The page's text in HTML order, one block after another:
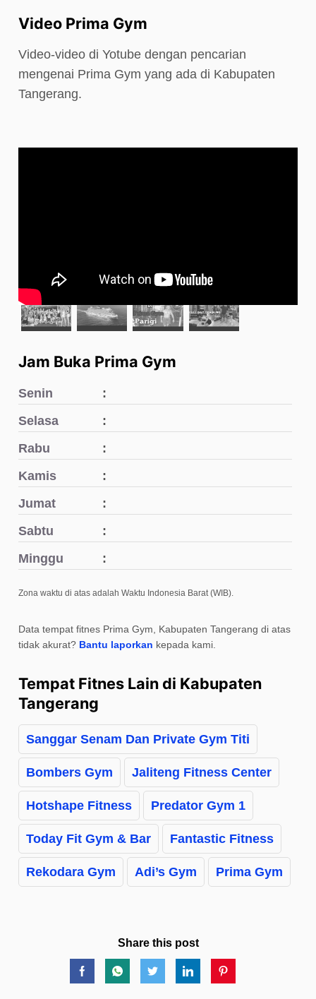
Video Prima Gym
Video-video di Yotube dengan pencarian
mengenai Prima Gym yang ada di Kabupaten
Tangerang.
Jam Buka Prima Gym
Senin
Selasa
Rabu
Kamis
Jumat
Sabtu
Minggu
Zona waktu di atas adalah Waktu Indonesia Barat (WIB).
Data tempat fitnes Prima Gym, Kabupaten Tangerang di atas
tidak akurat? Bantu laporkan kepada kami.
Tempat Fitnes Lain di Kabupaten
Tangerang
Sanggar Senam Dan Private Gym Titi
Bombers Gym Jaliteng Fitness Center
Hotshape Fitness Predator Gym 1
Today Fit Gym & Bar Fantastic Fitness
Rekodara Gym Adi’s Gym Prima Gym
Share this post